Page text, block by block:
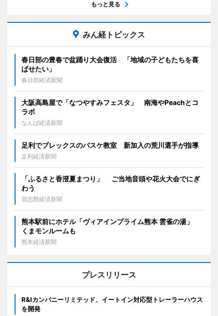
もっと見る
みん経トピックス
春日部の豊春で盆踊り大会復活 「地域の子どもたちを喜
ばせたい」
春日部経済新聞
大阪高島屋で「なつやすみフェスタ」 南海やPeachとコ
ラボ
なんば経済新聞
足利でブレックスのバスケ教室 新加入の荒川選手が指導
足利経済新聞
「ふるさと香澄夏まつり」 ご当地音頭や花火大会でにぎ
わう
習志野経済新聞
熊本駅前にホテル「ヴィアインプライム熊本 雲雀の湯」
くまモンルームも
熊本経済新聞
プレスリリース
R&Iカンパニーリミテッド、イートイン対応型トレーラーハウス
を開発